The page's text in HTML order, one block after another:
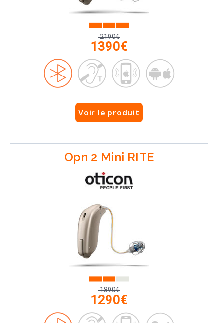
2190€
1390€
Voir le produit
Opn 2 Mini RITE
1890€
1290€